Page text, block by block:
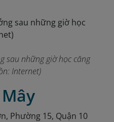
sau những giờ học căng
Internet)
Phường 15, Quận 10